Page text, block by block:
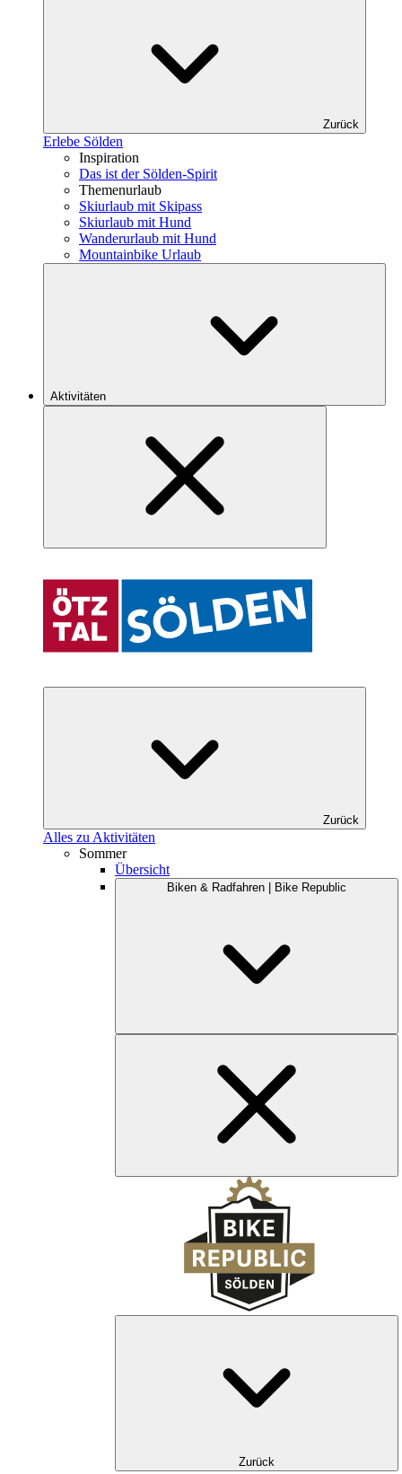
Zurück
Erlebe Sölden
Inspiration
Das ist der Sölden-Spirit
Themenurlaub
Skiurlaub mit Skipass
Skiurlaub mit Hund
Wanderurlaub mit Hund
Mountainbike Urlaub
Aktivitäten
Zurück
Alles zu Aktivitäten
Sommer
Übersicht
Biken & Radfahren | Bike Republic
Zurück